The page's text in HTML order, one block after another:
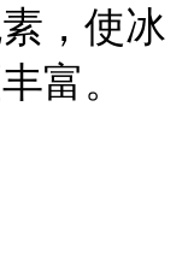
，使冰
富。